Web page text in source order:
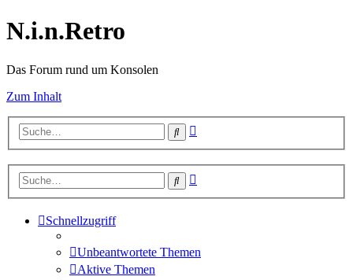
N.i.n.Retro
Das Forum rund um Konsolen
Zum Inhalt
Suche
Suche
Schnellzugriff
Unbeantwortete Themen
Aktive Themen